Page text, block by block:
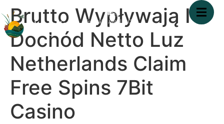
Brutto Wypływają I
Dochód Netto Luz
Netherlands Claim
Free Spins 7Bit
Casino